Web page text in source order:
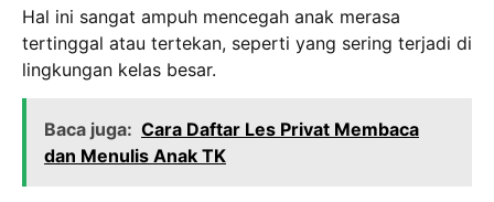
Hal ini sangat ampuh mencegah anak merasa
tertinggal atau tertekan, seperti yang sering terjadi di
lingkungan kelas besar.
Baca juga: Cara Daftar Les Privat Membaca
dan Menulis Anak TK